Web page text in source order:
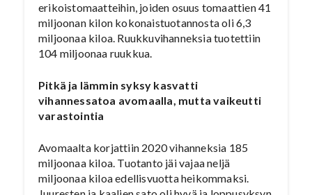
erikoistomaatteihin, joiden osuus tomaattien 41
miljoonan kilon kokonaistuotannosta oli 6,3
miljoonaa kiloa. Ruukkuvihanneksia tuotettiin
104 miljoonaa ruukkua.
Pitkä ja lämmin syksy kasvatti
vihannessatoa avomaalla, mutta vaikeutti
varastointia
Avomaalta korjattiin 2020 vihanneksia 185
miljoonaa kiloa. Tuotanto jäi vajaa neljä
miljoonaa kiloa edellisvuotta heikommaksi.